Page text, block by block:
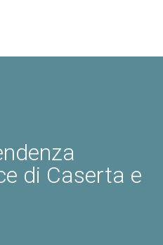
di Caserta e